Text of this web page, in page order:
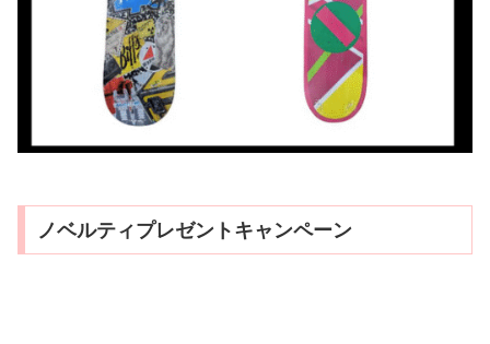
ノベルティプレゼントキャンペーン